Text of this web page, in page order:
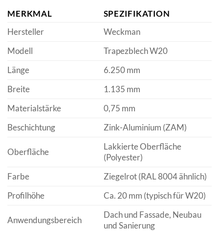
MERKMAL
SPEZIFIKATION
Hersteller
Weckman
Modell
Trapezblech W20
Länge
6.250 mm
Breite
1.135 mm
Materialstärke
0,75 mm
Beschichtung
Zink-Aluminium (ZAM)
Oberfläche
Lakkierte Oberfläche
(Polyester)
Farbe
Ziegelrot (RAL 8004 ähnlich)
Profilhöhe
Ca. 20 mm (typisch für W20)
Anwendungsbereich
Dach und Fassade, Neubau
und Sanierung